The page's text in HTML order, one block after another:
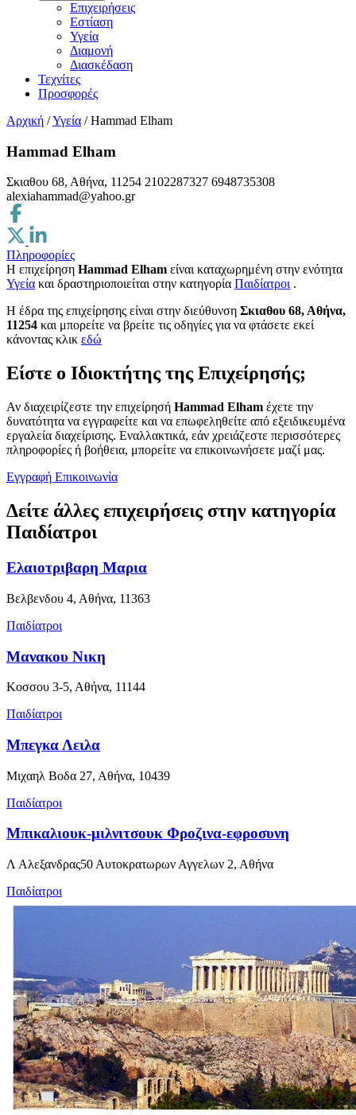
Επιχειρήσεις
Εστίαση
Υγεία
Διαμονή
Διασκέδαση
Τεχνίτες
Προσφορές
Αρχική /Υγεία / Hammad Elham
Hammad Elham
Σκιαθου 68, Αθήνα, 11254 2102287327 6948735308
alexiahammad@yahoo.gr
Πληροφορίες
Η επιχείρηση Hammad Elham είναι καταχωρημένη στην ενότητα
Υγεία και δραστηριοποιείται στην κατηγορία Παιδίατροι .
H έδρα της επιχείρησης είναι στην διεύθυνση Σκιαθου 68, Αθήνα,
11254 και μπορείτε να βρείτε τις οδηγίες για να φτάσετε εκεί
κάνοντας κλικ εδώ
Είστε ο Ιδιοκτήτης της Επιχείρησής;
Αν διαχειρίζεστε την επιχείρησή Hammad Elham έχετε την
δυνατότητα να εγγραφείτε και να επωφεληθείτε από εξειδικευμένα
εργαλεία διαχείρισης. Εναλλακτικά, εάν χρειάζεστε περισσότερες
πληροφορίες ή βοήθεια, μπορείτε να επικοινωνήσετε μαζί μας.
Εγγραφή Επικοινωνία
Δείτε άλλες επιχειρήσεις στην κατηγορία
Παιδίατροι
Ελαιοτριβαρη Μαρια
Βελβενδου 4, Αθήνα, 11363
Παιδίατροι
Μανακου Νικη
Κοσσου 3-5, Αθήνα, 11144
Παιδίατροι
Μπεγκα Λειλα
Μιχαηλ Βοδα 27, Αθήνα, 10439
Παιδίατροι
Μπικαλιουκ-μιλνιτσουκ Φροζινα-εφροσυνη
Λ Αλεξανδρας50 Αυτοκρατωρων Αγγελων 2, Αθήνα
Παιδίατροι